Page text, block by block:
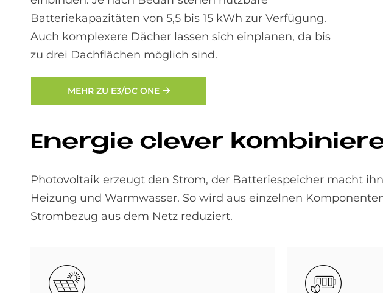
Batteriekapazitäten von 5,5 bis 15 kWh zur Verfügung.
Auch komplexere Dächer lassen sich einplanen, da bis
zu drei Dachflächen möglich sind.
MEHR ZU E3/DC ONE
En­er­gie cle­ver
Photovoltaik erzeugt den Strom, der Batteriespeicher macht
Heizung und Warmwasser. So wird aus einzelnen
Strombezug aus dem Netz reduziert.
Bild Bild